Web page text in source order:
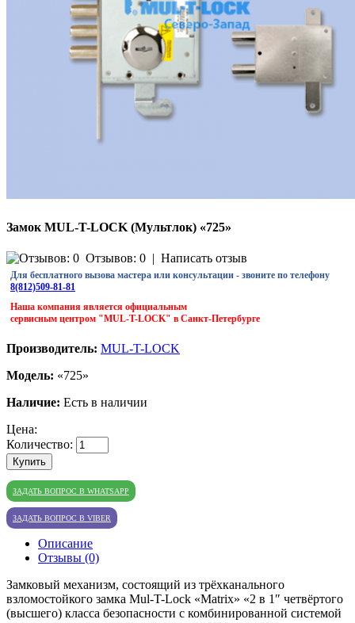
Замок MUL-T-LOCK (Мультлок) «725»
Отзывов: 0 | Написать отзыв
Для бесплатного вызова мастера или консультации - звоните по телефону
8(812)509-81-81
Наша компания является официальным
сервисным центром "MUL-T-LOCK" в Санкт-Петербурге
Производитель: MUL-T-LOCK
Модель: «725»
Наличие: Есть в наличии
Цена:
Количество:
Купить
ЗАДАТЬ ВОПРОС В WHATSAPP
ЗАДАТЬ ВОПРОС В VIBER
Описание
Отзывы (0)
Замковый механизм, состоящий из трёхканального
взломостойкого замка Mul-T-Lock «Matrix» «2 в 1″ четвёртого
(высшего) класса безопасности с комбинированной системой